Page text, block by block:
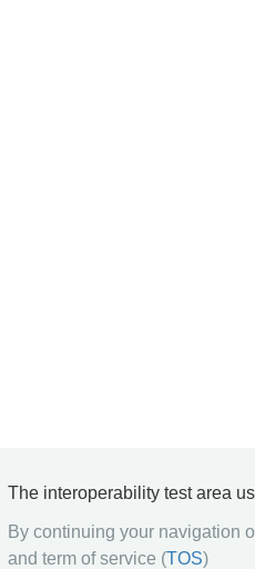
The interoperability test area
By continuing your navigation
and term of service (TOS)